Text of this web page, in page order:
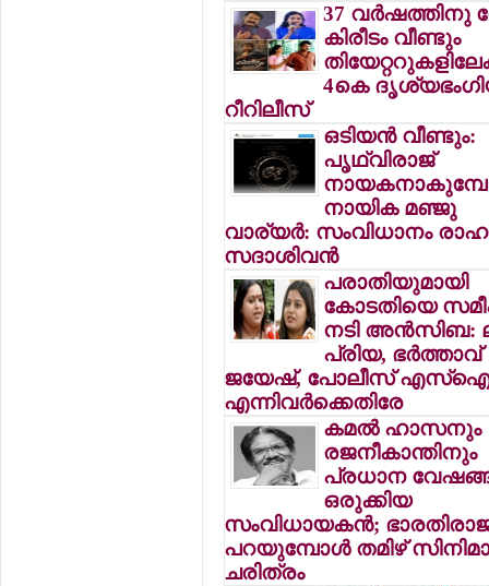
37 വര്‍ഷത്തിനു
കിരീടം വീണ്ടും
4കെ
റീറിലീസ്
ഒടിയന്‍ വീണ്ടും:
പൃഥ്വിരാജ്
നായിക മഞ്ജു
വാര്യര്‍: സംവിധാനം
സദാശിവന്‍
പരാതിയുമായി
കോടതിയെ
നടി അന്‍സിബ:
പ്രിയ, ഭര്‍ത്താവ്
ജയേഷ്, പോലീസ്
എന്നിവര്‍ക്കെതിരേ
കമല്‍ ഹാസനും
രജനീകാന്തിനും
പ്രധാന
ഒരുക്കിയ
സംവിധായകന്‍; ഭാരതിരാജ
പറയുമ്പോള്‍ തമിഴ്
ചരിത്രം